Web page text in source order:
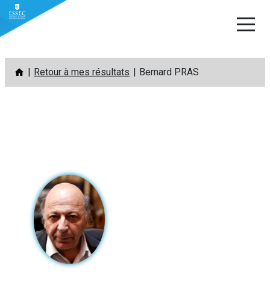
Aller
contenu
Retour à mes résultats Bernard PRAS